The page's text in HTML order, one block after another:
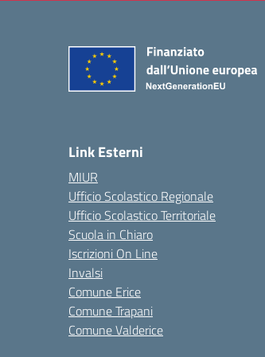
Link Esterni
MIUR
Ufficio Scolastico Regionale
Ufficio Scolastico Territoriale
Scuola in Chiaro
Iscrizioni On Line
Invalsi
Comune Erice
Comune Trapani
Comune Valderice